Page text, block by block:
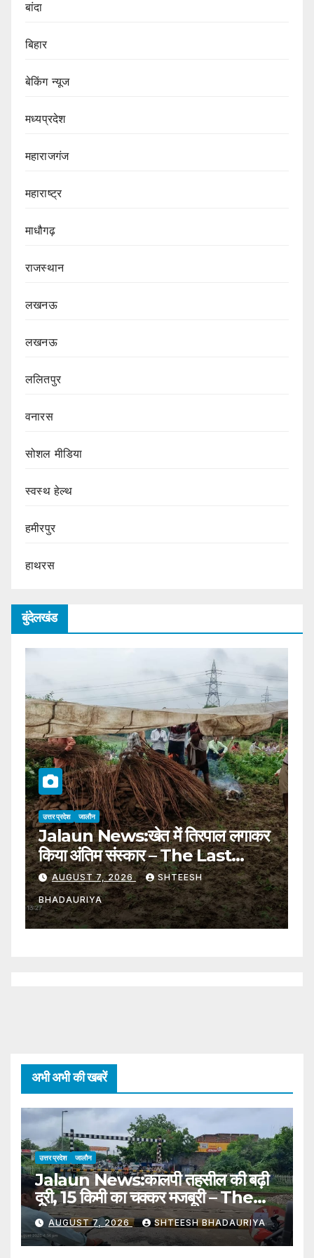
बांदा
बिहार
बेकिंग न्यूज
मध्यप्रदेश
महाराजगंज
महाराष्ट्र
माधौगढ़
राजस्थान
लखनऊ
लखनऊ
ललितपुर
वनारस
सोशल मीडिया
स्वस्थ हेल्थ
हमीरपुर
हाथरस
बुंदेलखंड
उत्तर प्रदेश जालौन
Jalaun News:खेत में तिरपाल लगाकर
किया अंतिम संस्कार – The Last
Rites Were Performed By
Putting A Tarpaulin In The
Field
AUGUST 7, 2026 SHTEESH
BHADAURIYA
अभी अभी की खबरें
उत्तर प्रदेश जालौन
Jalaun News:कालपी तहसील की बढ़ी
दूरी, 15 किमी का चक्कर मजबूरी – The
Distance To Kalpi Tehsil Has
Increased, Forcing A 15 Km
Detour
AUGUST 7, 2026 SHTEESH BHADAURIYA